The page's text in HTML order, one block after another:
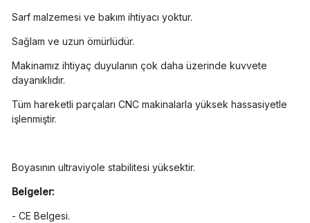
Sarf malzemesi ve bakım ihtiyacı yoktur.
Sağlam ve uzun ömürlüdür.
Makinamız ihtiyaç duyulanın çok daha üzerinde kuvvete
dayanıklıdır.
Tüm hareketli parçaları CNC makinalarla yüksek hassasiyetle
işlenmiştir.
Boyasının ultraviyole stabilitesi yüksektir.
Belgeler:
- CE Belgesi.